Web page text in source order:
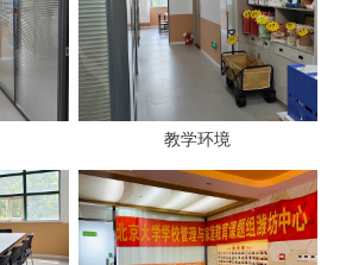
教学环境